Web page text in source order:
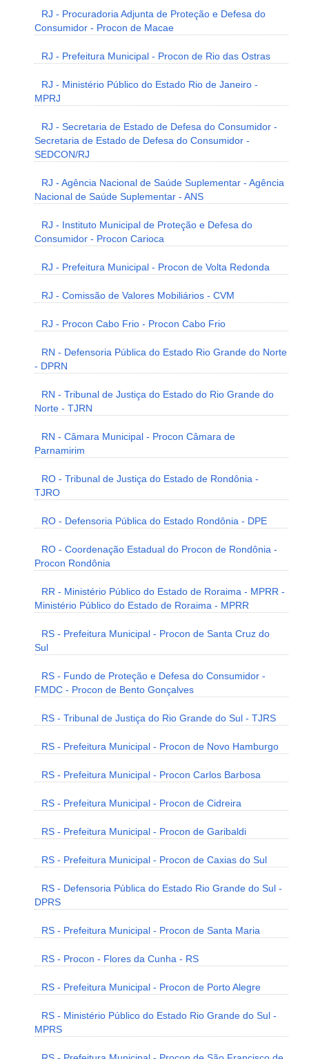
RJ - Procuradoria Adjunta de Proteção e Defesa do
Consumidor - Procon de Macae
RJ - Prefeitura Municipal - Procon de Rio das Ostras
RJ - Ministério Público do Estado Rio de Janeiro -
MPRJ
RJ - Secretaria de Estado de Defesa do Consumidor -
Secretaria de Estado de Defesa do Consumidor -
SEDCON/RJ
RJ - Agência Nacional de Saúde Suplementar - Agência
Nacional de Saúde Suplementar - ANS
RJ - Instituto Municipal de Proteção e Defesa do
Consumidor - Procon Carioca
RJ - Prefeitura Municipal - Procon de Volta Redonda
RJ - Comissão de Valores Mobiliários - CVM
RJ - Procon Cabo Frio - Procon Cabo Frio
RN - Defensoria Pública do Estado Rio Grande do Norte
- DPRN
RN - Tribunal de Justiça do Estado do Rio Grande do
Norte - TJRN
RN - Câmara Municipal - Procon Câmara de
Parnamirim
RO - Tribunal de Justiça do Estado de Rondônia -
TJRO
RO - Defensoria Pública do Estado Rondônia - DPE
RO - Coordenação Estadual do Procon de Rondônia -
Procon Rondônia
RR - Ministério Público do Estado de Roraima - MPRR -
Ministério Público do Estado de Roraima - MPRR
RS - Prefeitura Municipal - Procon de Santa Cruz do
Sul
RS - Fundo de Proteção e Defesa do Consumidor -
FMDC - Procon de Bento Gonçalves
RS - Tribunal de Justiça do Rio Grande do Sul - TJRS
RS - Prefeitura Municipal - Procon de Novo Hamburgo
RS - Prefeitura Municipal - Procon Carlos Barbosa
RS - Prefeitura Municipal - Procon de Cidreira
RS - Prefeitura Municipal - Procon de Garibaldi
RS - Prefeitura Municipal - Procon de Caxias do Sul
RS - Defensoria Pública do Estado Rio Grande do Sul -
DPRS
RS - Prefeitura Municipal - Procon de Santa Maria
RS - Procon - Flores da Cunha - RS
RS - Prefeitura Municipal - Procon de Porto Alegre
RS - Ministério Público do Estado Rio Grande do Sul -
MPRS